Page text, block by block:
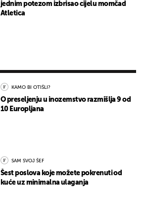
jednim potezom izbrisao cijelu momčad
Atletica
KAMO BI OTIŠLI?
O preseljenju u inozemstvo razmišlja 9 od
10 Europljana
SAM SVOJ ŠEF
Šest poslova koje možete pokrenuti od
kuće uz minimalna ulaganja